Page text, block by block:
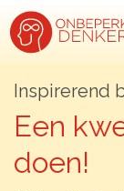
Inspiratie
Kijk-, lees- &
Inspirerend
Een
doen!